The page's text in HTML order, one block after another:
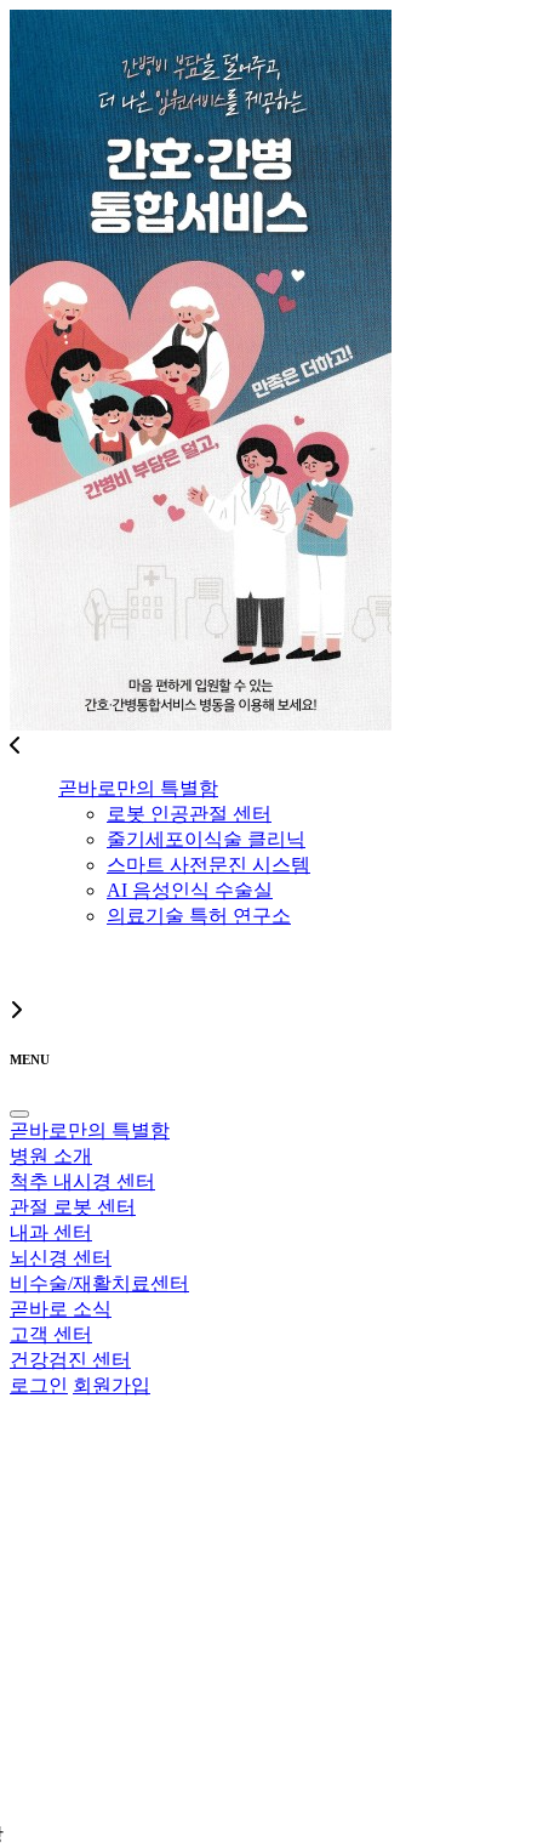
곧바로만의 특별함
로봇 인공관절 센터
줄기세포이식술 클리닉
스마트 사전문진 시스템
AI 음성인식 수술실
의료기술 특허 연구소
MENU
곧바로만의 특별함
병원 소개
척추 내시경 센터
관절 로봇 센터
내과 센터
뇌신경 센터
비수술/재활치료센터
곧바로 소식
고객 센터
건강검진 센터
로그인 회원가입